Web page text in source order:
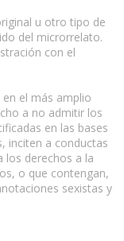
u otro tipo de
del microrrelato.
con el
el más amplio
a no admitir los
en las bases
inciten a conductas
los derechos a la
o que contengan,
sexistas y